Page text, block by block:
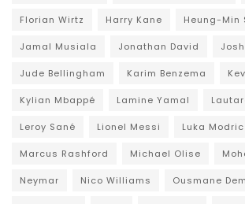
Florian Wirtz Harry Kane Heung-Min
Jamal Musiala Jonathan David
Jude Bellingham Karim Benzema
Kylian Mbappé Lamine Yamal
Leroy Sané Lionel Messi Luka Modric
Marcus Rashford Michael Olise
Neymar Nico Williams Ousmane